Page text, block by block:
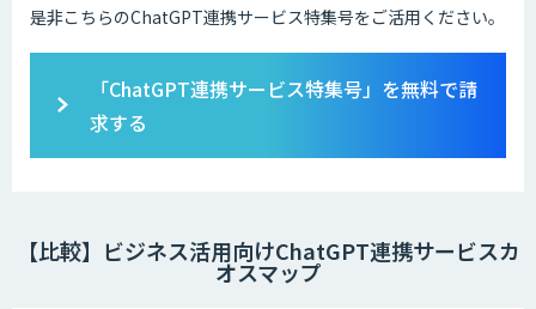
是非こちらのChatGPT連携サービス特集号をご活用ください。
「ChatGPT連携サービス特集号」を無料で請
求する
【比較】ビジネス活用向けChatGPT連携サービスカ
オスマップ